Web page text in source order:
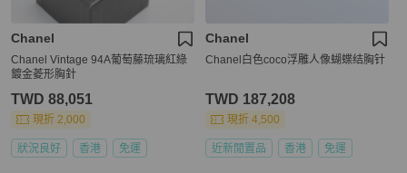
Chanel
Chanel Vintage 94A葡萄藤琉璃紅綠
鍍金菱形胸針
TWD 88,051
現折 2,000
狀況良好 香港 免運
Chanel
Chanel白色coco浮雕人像蝴蝶结胸针
TWD 187,208
現折 4,500
近新閒置品 香港 免運